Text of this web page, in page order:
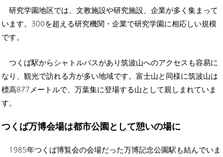
研究学園地区では、文教施設や研究施設、企業が多く集まって
います。300を超える研究機関・企業で研究学園に相応しい規模
です。
つくば駅からシャトルバスがあり筑波山へのアクセスも容易に
なり、観光で訪れる方が多い地域です。富士山と同様に筑波山は
標高877メートルで、万葉集に登場する山として親しまれていま
す。
つくば万博会場は都市公園として憩いの場に
1985年つくば博覧会の会場だった万博記念公園駅も結んでいま